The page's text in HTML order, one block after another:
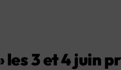
les 3 et 4 juin